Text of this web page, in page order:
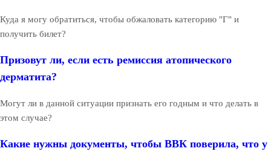
Куда я могу обратиться, чтобы обжаловать категорию "Г" и
получить билет?
Призовут ли, если есть ремиссия атопического
дерматита?
Могут ли в данной ситуации признать его годным и что делать в
этом случае?
Какие нужны документы, чтобы ВВК поверила, что у